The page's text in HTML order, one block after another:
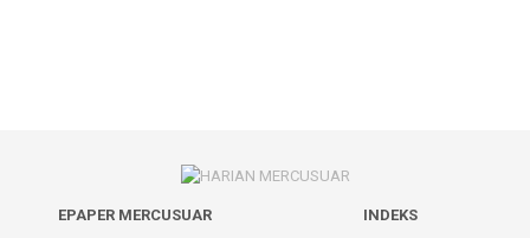
EPAPER MERCUSUAR
INDEKS